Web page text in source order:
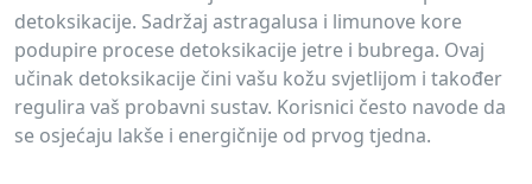
detoksikacije. Sadržaj astragalusa i limunove kore
podupire procese detoksikacije jetre i bubrega. Ovaj
učinak detoksikacije čini vašu kožu svjetlijom i također
regulira vaš probavni sustav. Korisnici često navode da
se osjećaju lakše i energičnije od prvog tjedna.